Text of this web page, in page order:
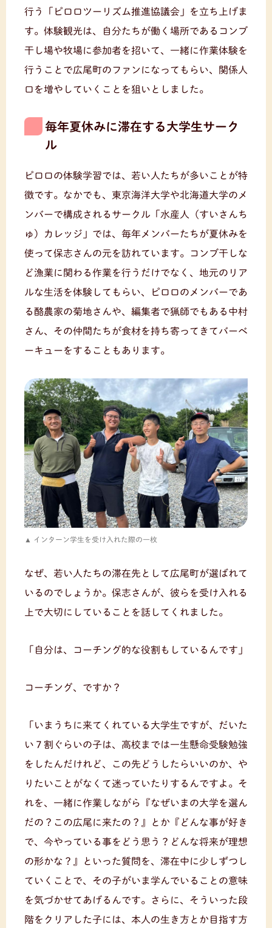
行う「ピロロツーリズム推進協議会」を立ち上げま
す。体験観光は、自分たちが働く場所であるコンブ
干し場や牧場に参加者を招いて、一緒に作業体験を
行うことで広尾町のファンになってもらい、関係人
口を増やしていくことを狙いとしました。
毎年夏休みに滞在する大学生サーク
ル
ピロロの体験学習では、若い人たちが多いことが特
徴です。なかでも、東京海洋大学や北海道大学のメ
ンバーで構成されるサークル「水産人（すいさんち
ゅ）カレッジ」では、毎年メンバーたちが夏休みを
使って保志さんの元を訪れています。コンブ干しな
ど漁業に関わる作業を行うだけでなく、地元のリア
ルな生活を体験してもらい、ピロロのメンバーであ
る酪農家の菊地さんや、編集者で猟師でもある中村
さん、その仲間たちが食材を持ち寄ってきてバーベ
ーキューをすることもあります。
インターン学生を受け入れた際の一枚
なぜ、若い人たちの滞在先として広尾町が選ばれて
いるのでしょうか。保志さんが、彼らを受け入れる
上で大切にしていることを話してくれました。
「自分は、コーチング的な役割もしているんです」
コーチング、ですか？
「いまうちに来てくれている大学生ですが、だいた
い７割ぐらいの子は、高校までは一生懸命受験勉強
をしたんだけれど、この先どうしたらいいのか、や
りたいことがなくて迷っていたりするんですよ。そ
れを、一緒に作業しながら『なぜいまの大学を選ん
だの？この広尾に来たの？』とか『どんな事が好き
で、今やっている事をどう思う？どんな将来が理想
の形かな？』といった質問を、滞在中に少しずつし
ていくことで、その子がいま学んでいることの意味
を気づかせてあげるんです。さらに、そういった段
階をクリアした子には、本人の生き方とか目指す方